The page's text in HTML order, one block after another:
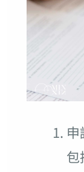
包